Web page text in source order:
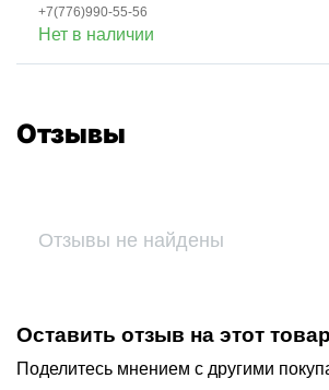
+7(776)990-55-56
Нет в наличии
Отзывы
Отзывы не найдены
Оставить отзыв на этот товар
Поделитесь мнением с другими